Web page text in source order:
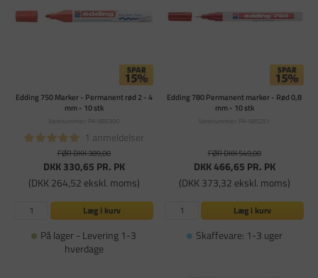
Edding 750 Marker - Permanent rød 2 - 4
mm - 10 stk
Varenummer: PA-685300
1 anmeldelser
FØR DKK 389,00
DKK 330,65 PR. PK
(DKK 264,52 ekskl. moms)
Læg i kurv
På lager - Levering 1-3
hverdage
Edding 780 Permanent marker - Rød 0,8
mm - 10 stk
Varenummer: PA-685251
FØR DKK 549,00
DKK 466,65 PR. PK
(DKK 373,32 ekskl. moms)
Læg i kurv
Skaffevare: 1-3 uger